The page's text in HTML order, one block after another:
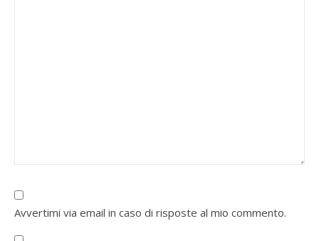
Avvertimi via email in caso di risposte al mio commento.